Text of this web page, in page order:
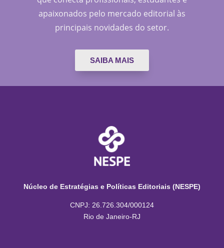
apaixonados pelo mercado editorial às
principais novidades do setor.
SAIBA MAIS
Núcleo de Estratégias e Políticas Editoriais (NESPE)
CNPJ: 26.726.304/000124
Rio de Janeiro-RJ